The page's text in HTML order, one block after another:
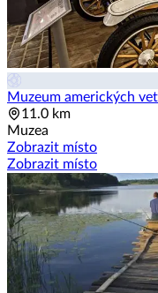
Muzeum amerických
11.0 km
Muzea
Zobrazit místo
Zobrazit místo